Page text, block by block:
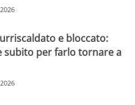
e bloccato:
subito per farlo tornare a